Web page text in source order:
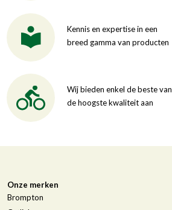
Kennis en expertise in een
breed gamma van producten
Wij bieden enkel de beste van
de hoogste kwaliteit aan
Onze merken
Brompton